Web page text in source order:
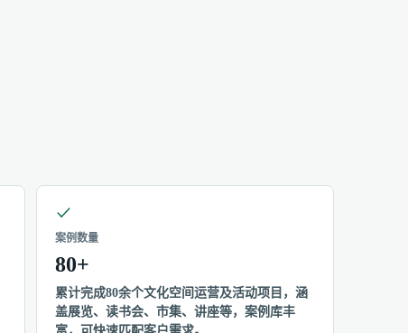
案例数量
80+
累计完成80余个文化空间运营及活动项目，涵
盖展览、读书会、市集、讲座等，案例库丰